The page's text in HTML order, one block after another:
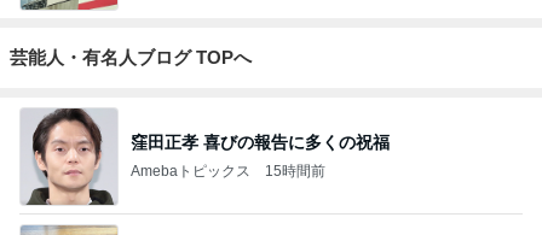
芸能人・有名人ブログ TOPへ
窪田正孝 喜びの報告に多くの祝福
Amebaトピックス 15時間前